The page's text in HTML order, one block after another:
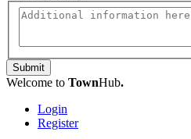
Submit
Welcome to TownHub.
Login
Register